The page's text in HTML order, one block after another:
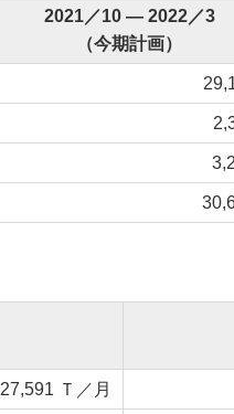
2021／10 ― 2022／3
（今期計画）
27,591 Ｔ／月